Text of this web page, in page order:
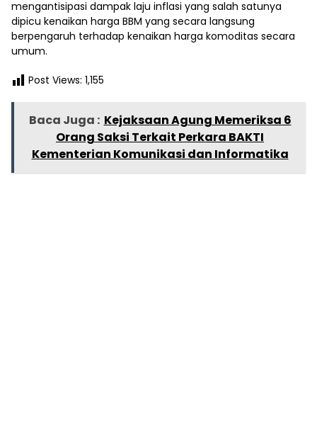
mengantisipasi dampak laju inflasi yang salah satunya
dipicu kenaikan harga BBM yang secara langsung
berpengaruh terhadap kenaikan harga komoditas secara
umum.
Post Views: 1,155
Baca Juga : Kejaksaan Agung Memeriksa 6
Orang Saksi Terkait Perkara BAKTI
Kementerian Komunikasi dan Informatika